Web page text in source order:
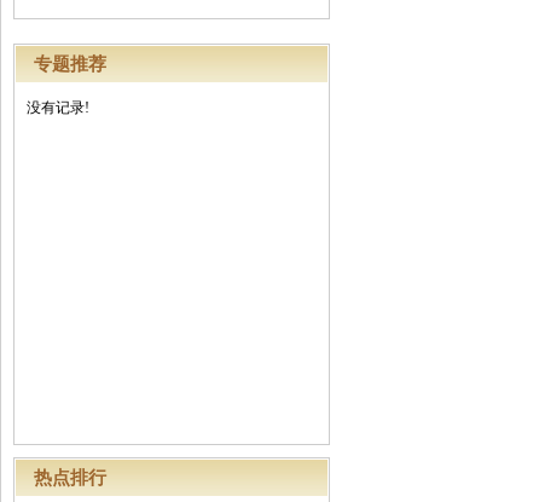
专题推荐
没有记录!
热点排行